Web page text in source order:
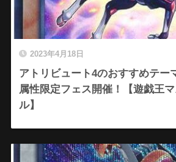
2023年4月18日
アトリビュート4のおすすめテー
属性限定フェス開催！【遊戯王
ル】